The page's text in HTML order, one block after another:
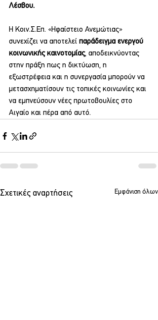
Λέσβου.
Η Κοιν.Σ.Επ. «Ηφαίστειο Ανεμώτιας»
συνεχίζει να αποτελεί παράδειγμα ενεργού
κοινωνικής καινοτομίας, αποδεικνύοντας
στην πράξη πως η δικτύωση, η
εξωστρέφεια και η συνεργασία μπορούν να
μετασχηματίσουν τις τοπικές κοινωνίες και
να εμπνεύσουν νέες πρωτοβουλίες στο
Αιγαίο και πέρα από αυτό.
Σχετικές αναρτήσεις Εμφάνιση όλων